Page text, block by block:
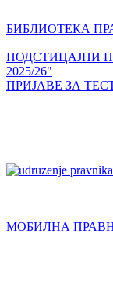
БИБЛИОТЕКА
ПОДСТИЦАЈНИ
2025/26"
ПРИЈАВЕ ЗА
МОБИЛНА